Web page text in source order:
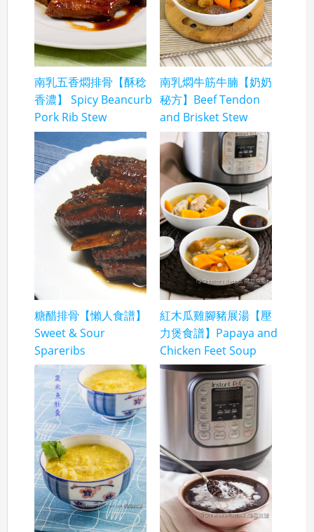
南乳五香燜排骨【酥稔
香濃】 Spicy Beancurb
Pork Rib Stew
南乳燜牛筋牛腩【奶奶
秘方】Beef Tendon
and Brisket Stew
糖醋排骨【懶人食譜】
Sweet & Sour
Spareribs
紅木瓜雞腳豬展湯【壓
力煲食譜】Papaya and
Chicken Feet Soup